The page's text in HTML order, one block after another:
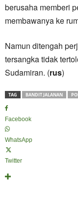
berusaha memberi
membawanya ke
Namun ditengah
tersangka tidak
Sudamiran. (rus)
TAG BANDIT JALANAN
Facebook
WhatsApp
Twitter